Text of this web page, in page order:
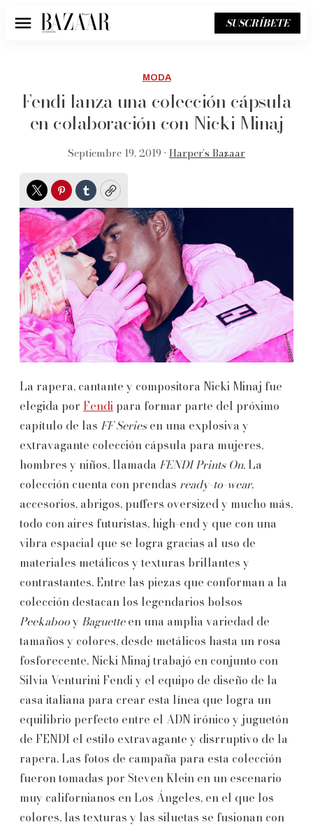
Menú SUSCRÍBETE
MODA
Fendi lanza una colección cápsula
en colaboración con Nicki Minaj
Septiembre 19, 2019 • Harper’s Bazaar
TwitterPinterest
TumblrCopy
La rapera, cantante y compositora Nicki Minaj fue
elegida por Fendi para formar parte del próximo
capítulo de las FF Seriesen una explosiva y
extravagante colección cápsula para mujeres,
hombres y niños, llamada FENDI Prints On. La
colección cuenta con prendas ready-to-wear,
accesorios, abrigos, puffers oversized y mucho más,
todo con aires futuristas, high-end y que con una
vibra espacial que se logra gracias al uso de
materiales metálicos y texturas brillantes y
contrastantes. Entre las piezas que conforman a la
colección destacan los legendarios bolsos
Peekabooy Baguetteen una amplia variedad de
tamaños y colores, desde metálicos hasta un rosa
fosforecente. Nicki Minaj trabajó en conjunto con
Silvia Venturini Fendi y el equipo de diseño de la
casa italiana para crear esta línea que logra un
equilibrio perfecto entre el ADN irónico y juguetón
de FENDI el estilo extravagante y disrruptivo de la
rapera. Las fotos de campaña para esta colección
fueron tomadas por Steven Klein en un escenario
muy californianos en Los Ángeles, en el que los
colores, las texturas y las siluetas se fusionan con